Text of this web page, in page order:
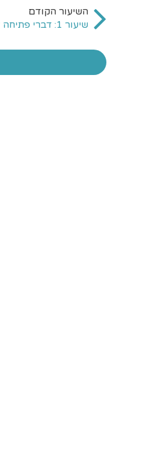
שיעור 1: דברי פתיחה לקורס